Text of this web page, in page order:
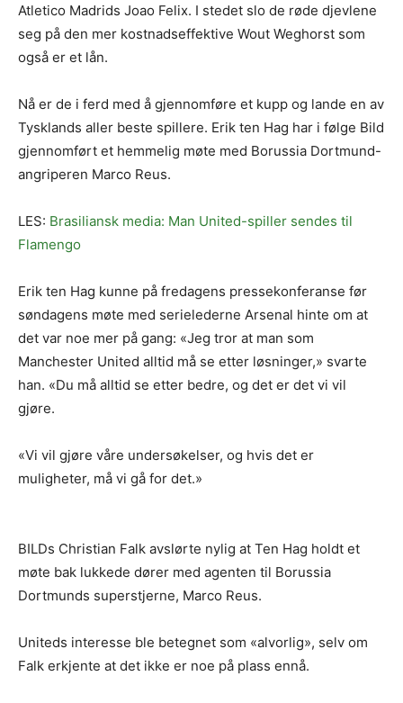
Atletico Madrids Joao Felix. I stedet slo de røde djevlene
seg på den mer kostnadseffektive Wout Weghorst som
også er et lån.
Nå er de i ferd med å gjennomføre et kupp og lande en av
Tysklands aller beste spillere. Erik ten Hag har i følge Bild
gjennomført et hemmelig møte med Borussia Dortmund-
angriperen Marco Reus.
LES: Brasiliansk media: Man United-spiller sendes til
Flamengo
Erik ten Hag kunne på fredagens pressekonferanse før
søndagens møte med serielederne Arsenal hinte om at
det var noe mer på gang: «Jeg tror at man som
Manchester United alltid må se etter løsninger,» svarte
han. «Du må alltid se etter bedre, og det er det vi vil
gjøre.
«Vi vil gjøre våre undersøkelser, og hvis det er
muligheter, må vi gå for det.»
BILDs Christian Falk avslørte nylig at Ten Hag holdt et
møte bak lukkede dører med agenten til Borussia
Dortmunds superstjerne, Marco Reus.
Uniteds interesse ble betegnet som «alvorlig», selv om
Falk erkjente at det ikke er noe på plass ennå.